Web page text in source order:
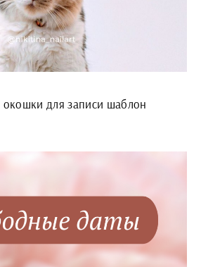
для записи шаблон